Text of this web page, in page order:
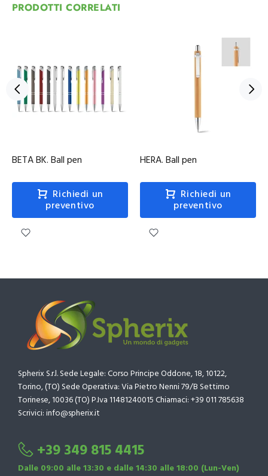
PRODOTTI CORRELATI
BETA BK. Ball pen
Richiedi un
preventivo
HERA. Ball pen
Richiedi un
preventivo
Spherix S.r.l. Sede Legale: Corso Principe Oddone, 18, 10122,
Torino, (TO) Sede Operativa: Via Pietro Nenni 79/B Settimo
Torinese, 10036 (TO) P.Iva 11481240015 Chiamaci: +39 011 785638
Scrivici: info@spherix.it
+39 349 815 4415
Dalle 09:00 alle 13:30 e dalle 14:30 alle 18:00 (Lun-Ven)